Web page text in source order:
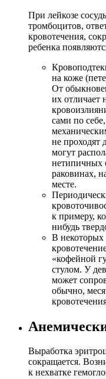
При лейкозе
тромбоцитов,
кровотечения,
ребенка
на коже
От
их отличает
сами по
не проходят
могут
нетипичных
раковинах,
месте.
к примеру,
нибудь
В
«кофейной
стулом. У
может
обычно,
Выработка
сокращается.
к нехватке